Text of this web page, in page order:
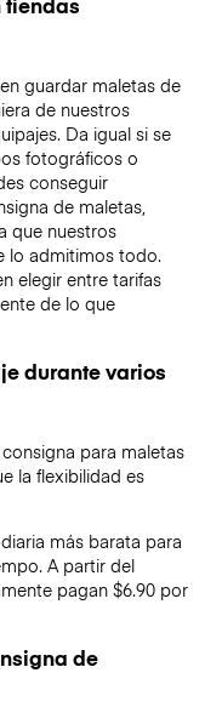
guardar maletas de
de nuestros
Da igual si se
fotográficos o
conseguir
de maletas,
que nuestros
lo admitimos todo.
elegir entre tarifas
de lo que
durante varios
para maletas
la flexibilidad es
más barata para
A partir del
pagan $6.90 por
de